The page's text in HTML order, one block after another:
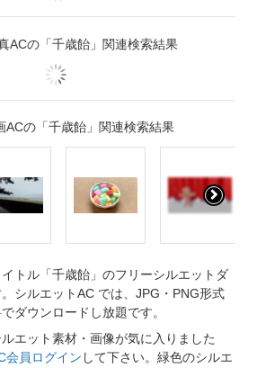
ACの「千歳飴」関連検索結果
ACの「千歳飴」関連検索結果
トル「千歳飴」のフリーシルエットダ
シルエットAC では、JPG・PNG形式
ダウンロードし放題です。
エット素材・画像が気に入りました
会員ログイン して下さい。緑色のシルエ